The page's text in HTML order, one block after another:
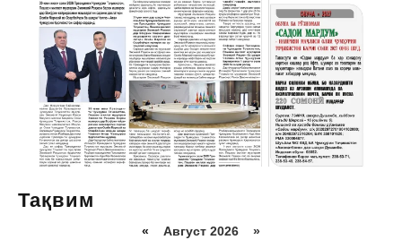
Тақвим
« Август 2026 »